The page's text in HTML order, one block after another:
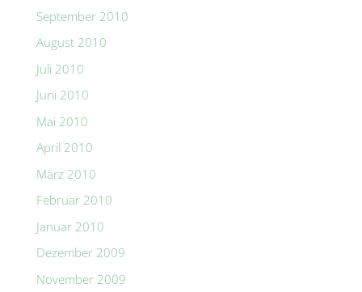
September 2010
August 2010
Juli 2010
Juni 2010
Mai 2010
April 2010
März 2010
Februar 2010
Januar 2010
Dezember 2009
November 2009